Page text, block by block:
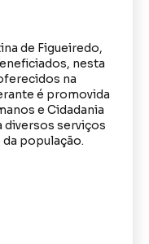
de Figueiredo,
nesta
na
é promovida
e Cidadania
diversos serviços
população.